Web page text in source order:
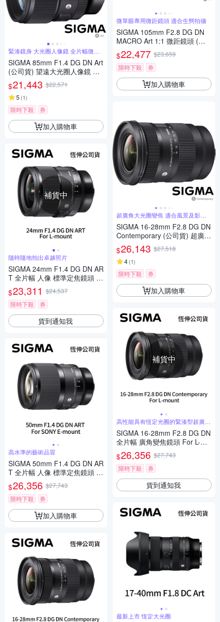
緊湊鏡身 大光圈人像鏡 全片幅微單
眼鏡頭
SIGMA 85mm F1.4 DG DN Art
(公司貨) 望遠大光圈人像鏡 全
片幅微單眼鏡頭
$21,443 $22,571
5 (1)
限時下殺 券
加入購物車
補貨中
隨時隨地拍出卓越照片
SIGMA 24mm F1.4 DG DN AR
T 全片幅 人像 標準定焦鏡頭 F
or L-mount (公司貨)
$23,311 $24,537
限時下殺
券
貨到通知我
高水準的藝術品質
SIGMA 50mm F1.4 DG DN AR
T 全片幅 人像 標準定焦鏡頭 F
or SONY E-mount (公司貨)
$26,356 $27,743
限時下殺
券
加入購物車
微單眼專用微距鏡頭 適合生態拍攝
SIGMA 105mm F2.8 DG DN
MACRO Art 1:1 微距鏡頭 (公
司貨) 望遠定焦鏡頭 全片幅無
反微單眼鏡頭
$22,477 $23,659
限時下殺
券
加入購物車
超廣角大光圈變焦 適合風景及影片
錄製
SIGMA 16-28mm F2.8 DG DN
Contemporary (公司貨) 超廣角
大光圈變焦鏡 全片幅微單眼鏡
頭
$26,143 $27,518
4(1)
限時下殺 券
加入購物車
補貨中
高性能具有恆定光圈的緊湊型超廣角
變焦
SIGMA 16-28mm F2.8 DG DN
全片幅 廣角變焦鏡頭 For L-mo
unt (公司貨)
$26,356 $27,743
限時下殺
券
貨到通知我
最新上市 恆定大光圈